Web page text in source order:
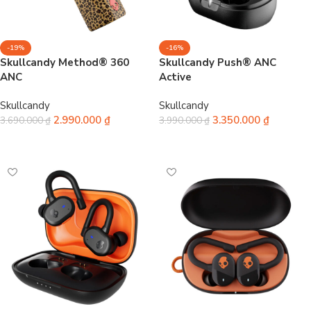
-19%
Skullcandy Method® 360
ANC
Skullcandy
3.690.000₫ 2.990.000 ₫
-16%
Skullcandy Push® ANC
Active
Skullcandy
3.990.000₫ 3.350.000 ₫